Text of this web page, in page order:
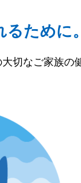
ために。
切なご家族の